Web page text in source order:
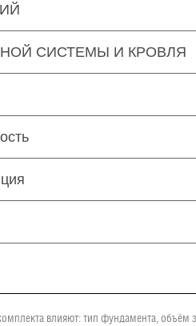
СИСТЕМЫ И КРОВЛЯ
влияют: тип фундамента,